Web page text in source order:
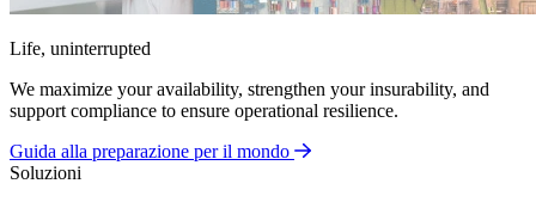
Life, uninterrupted
We maximize your availability, strengthen your insurability, and
support compliance to ensure operational resilience.
Guida alla preparazione per il mondo
Soluzioni